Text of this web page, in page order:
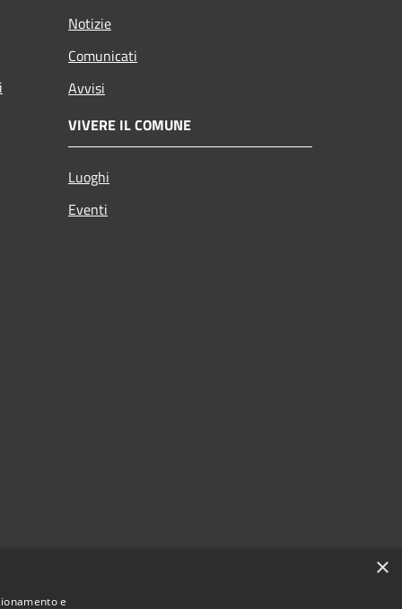
Notizie
Comunicati
Avvisi
VIVERE IL COMUNE
Luoghi
Eventi
×
e